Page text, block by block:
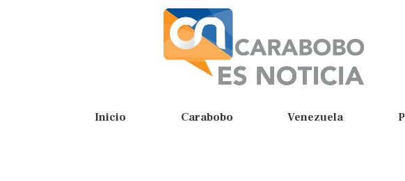
Inicio Carabobo Venezuela